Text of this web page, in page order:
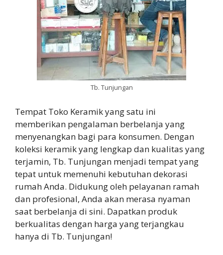
Tb. Tunjungan
Tempat Toko Keramik yang satu ini
memberikan pengalaman berbelanja yang
menyenangkan bagi para konsumen. Dengan
koleksi keramik yang lengkap dan kualitas yang
terjamin, Tb. Tunjungan menjadi tempat yang
tepat untuk memenuhi kebutuhan dekorasi
rumah Anda. Didukung oleh pelayanan ramah
dan profesional, Anda akan merasa nyaman
saat berbelanja di sini. Dapatkan produk
berkualitas dengan harga yang terjangkau
hanya di Tb. Tunjungan!